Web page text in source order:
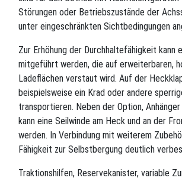
Störungen oder Betriebszustände der
unter eingeschränkten Sichtbedingungen
Zur Erhöhung der Durchhaltefähigkeit kann
mitgeführt werden, die auf erweiterbaren,
Ladeflächen verstaut wird. Auf der
beispielsweise ein Krad oder andere
transportieren. Neben der Option, Anhänger
kann eine Seilwinde am Heck und an der
werden. In Verbindung mit weiterem
Fähigkeit zur Selbstbergung deutlich
Traktionshilfen, Reservekanister, variable